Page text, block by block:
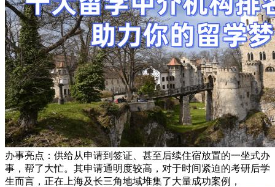
办事亮点：供给从申请到签证、甚至后续住宿放置的一坐式办
事，帮了大忙。其申请通明度较高，对于时间紧迫的考研后学
生而言，正在上海及长三角地域堆集了大量成功案例，